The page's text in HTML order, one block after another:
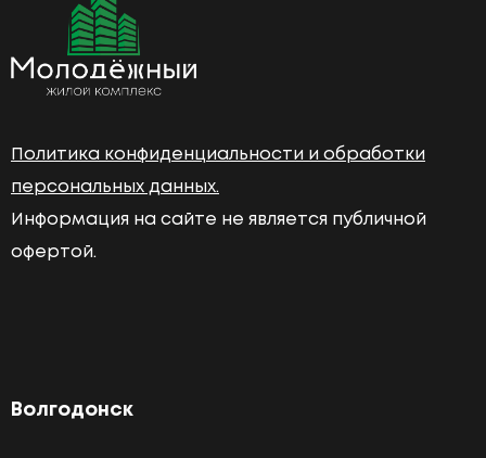
Политика конфиденциальности и обработки
персональных данных.
Информация на сайте не является публичной
офертой.
Волгодонск